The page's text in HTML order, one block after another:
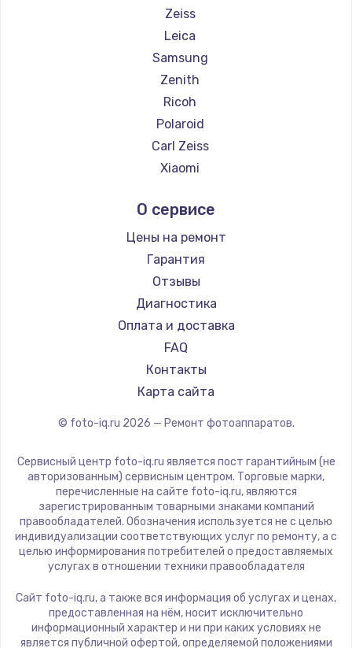
Zeiss
Leica
Samsung
Zenith
Ricoh
Polaroid
Carl Zeiss
Xiaomi
Kodak
Blackmagic
О сервисе
Цены на ремонт
Гарантия
Отзывы
Диагностика
Оплата и доставка
FAQ
Контакты
Карта сайта
© foto-iq.ru 2026 — Ремонт фотоаппаратов.
Сервисный центр foto-iq.ru является пост гарантийным (не
авторизованным) сервисным центром. Торговые марки,
перечисленные на сайте foto-iq.ru, являются
зарегистрированным товарными знаками компаний
правообладателей. Обозначения используется не с целью
индивидуализации соответствующих услуг по ремонту, а с
целью информирования потребителей о предоставляемых
услугах в отношении техники правообладателя
Сайт foto-iq.ru, а также вся информация об услугах и ценах,
предоставленная на нём, носит исключительно
информационный характер и ни при каких условиях не
является публичной офертой, определяемой положениями